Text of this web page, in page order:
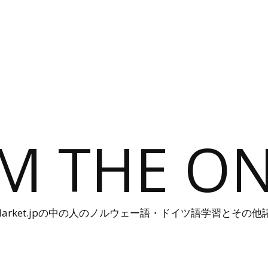
THE
の中の人のノルウェー語・ドイツ語学習とその他